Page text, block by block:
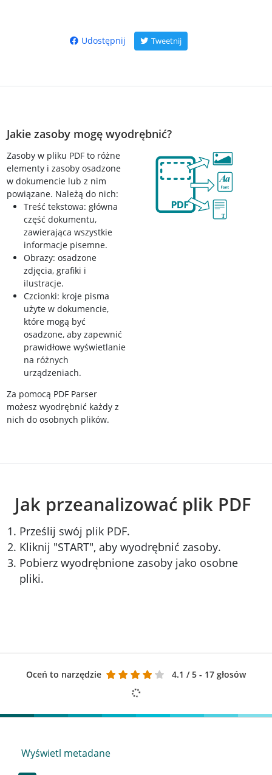
Udostępnij Tweetnij
Jakie zasoby mogę wyodrębnić?
Zasoby w pliku PDF to różne
elementy i zasoby osadzone
w dokumencie lub z nim
powiązane. Należą do nich:
Treść tekstowa: główna
część dokumentu,
zawierająca wszystkie
informacje pisemne.
Obrazy: osadzone
zdjęcia, grafiki i
ilustracje.
Czcionki: kroje pisma
użyte w dokumencie,
które mogą być
osadzone, aby zapewnić
prawidłowe wyświetlanie
na różnych
urządzeniach.
Za pomocą PDF Parser
możesz wyodrębnić każdy z
nich do osobnych plików.
Jak przeanalizować plik PDF
Prześlij swój plik PDF.
Kliknij "START", aby wyodrębnić zasoby.
Pobierz wyodrębnione zasoby jako osobne
pliki.
Oceń to narzędzie 4.1 / 5 - 17 głosów
Wyświetl metadane